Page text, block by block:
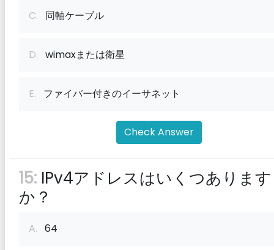
C. 同軸ケーブル
D. wimaxまたは衛星
E. ファイバー付きのイーサネット
Check Answer
15: IPv4アドレスはいくつあります
か？
A. 64